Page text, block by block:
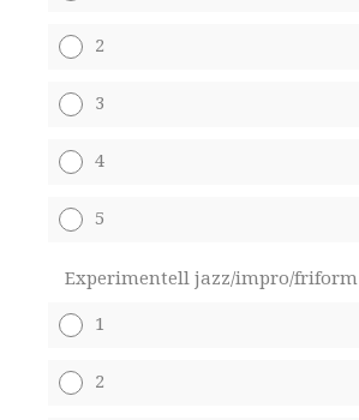
2
3
4
5
Experimentell jazz/impro/friform
1
2